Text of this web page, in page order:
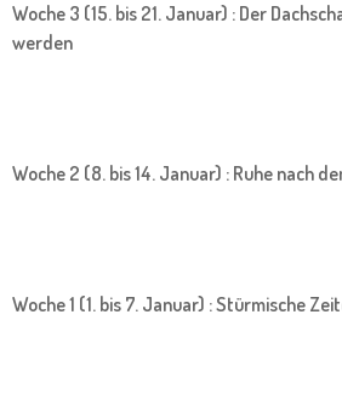
Woche 3 (15. bis 21. Januar) : Der
werden
Woche 2 (8. bis 14. Januar) : Ruhe nach
Woche 1 (1. bis 7. Januar) : Stürmische